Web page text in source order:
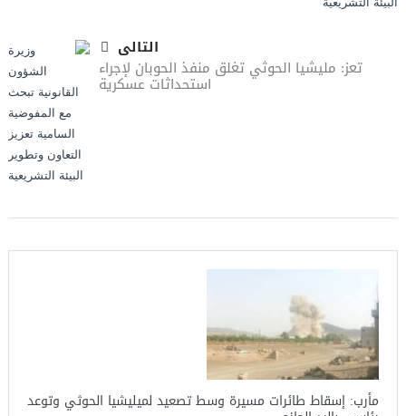
التالى
تعز: مليشيا الحوثي تغلق منفذ الحوبان لإجراء
استحداثات عسكرية
مأرب: إسقاط طائرات مسيرة وسط تصعيد لميليشيا الحوثي وتوعد